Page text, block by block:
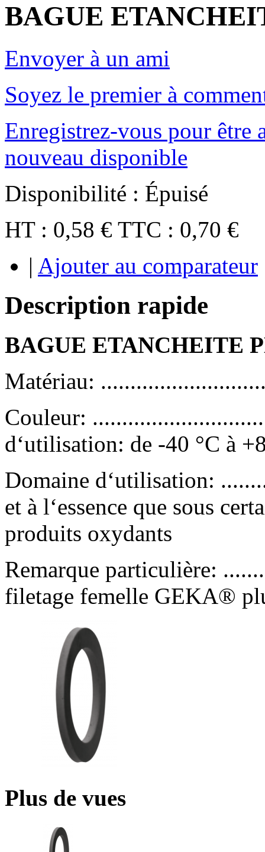
BAGUE
Envoyer à un ami
Soyez le premier à
Enregistrez-vous pour être
nouveau disponible
Disponibilité : Épuisé
HT : 0,58 € TTC : 0,70 €
| Ajouter au comparateur
Description rapide
BAGUE ETANCHEITE
Matériau:
Couleur:
d‘utilisation: de -40 °C à
Domaine d‘utilisation:
et à l‘essence que sous
produits oxydants
Remarque particulière:
filetage femelle GEKA®
Plus de vues